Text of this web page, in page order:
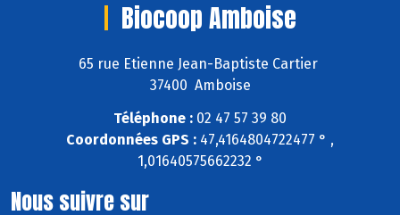
Biocoop Amboise
65 rue Etienne Jean-Baptiste Cartier
37400 Amboise
Téléphone : 02 47 57 39 80
Coordonnées GPS : 47,4164804722477 ° ,
1,01640575662232 °
Nous suivre sur